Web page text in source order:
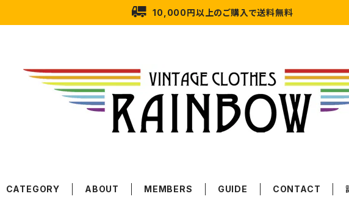
10,000円以上のご購入で送料無料
CATEGORY ABOUT MEMBERS GUIDE CONTACT